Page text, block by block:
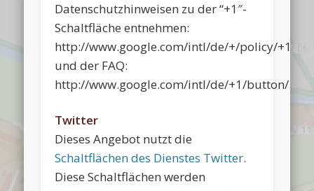
Datenschutzhinweisen zu der “+1″-
Schaltfläche entnehmen:
http://www.google.com/intl/de/+/policy/
und der FAQ:
http://www.google.com/intl/de/+1/button/.
Twitter
Dieses Angebot nutzt die
Schaltflächen des Dienstes Twitter.
Diese Schaltflächen werden